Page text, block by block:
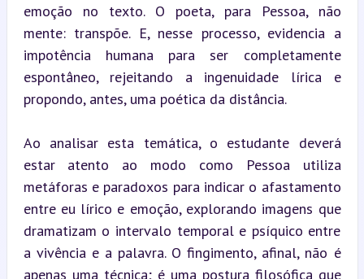
emoção no texto. O poeta, para Pessoa, não
mente: transpõe. E, nesse processo, evidencia a
impotência humana para ser completamente
espontâneo, rejeitando a ingenuidade lírica e
propondo, antes, uma poética da distância.
Ao analisar esta temática, o estudante deverá
estar atento ao modo como Pessoa utiliza
metáforas e paradoxos para indicar o afastamento
entre eu lírico e emoção, explorando imagens que
dramatizam o intervalo temporal e psíquico entre
a vivência e a palavra. O fingimento, afinal, não é
apenas uma técnica; é uma postura filosófica que